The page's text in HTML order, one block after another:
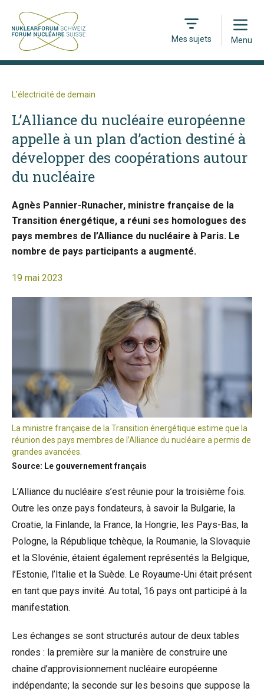
Mes sujets
Open
Menu
L’électricité de demain
L’Alliance du nucléaire européenne
appelle à un plan d’action destiné à
développer des coopérations autour
du nucléaire
Agnès Pannier-Runacher, ministre française de la
Transition énergétique, a réuni ses homologues des
pays membres de l’Alliance du nucléaire à Paris. Le
nombre de pays participants a augmenté.
19 mai 2023
La ministre française de la Transition énergétique estime que la
réunion des pays membres de l’Alliance du nucléaire a permis de
grandes avancées.
Source: Le gouvernement français
L’Alliance du nucléaire s’est réunie pour la troisième fois.
Outre les onze pays fondateurs, à savoir la Bulgarie, la
Croatie, la Finlande, la France, la Hongrie, les Pays-Bas, la
Pologne, la République tchèque, la Roumanie, la Slovaquie
et la Slovénie, étaient également représentés la Belgique,
l’Estonie, l’Italie et la Suède. Le Royaume-Uni était présent
en tant que pays invité. Au total, 16 pays ont participé à la
manifestation.
Les échanges se sont structurés autour de deux tables
rondes : la première sur la manière de construire une
chaîne d’approvisionnement nucléaire européenne
indépendante; la seconde sur les besoins que suppose la